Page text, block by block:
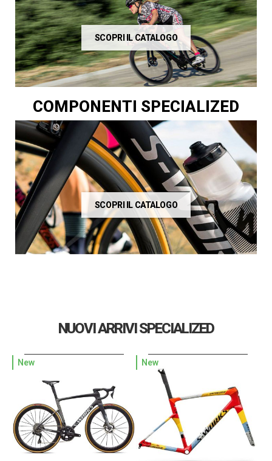
SCOPRI IL CATALOGO
COMPONENTI SPECIALIZED
SCOPRI IL CATALOGO
NUOVI ARRIVI SPECIALIZED
New New